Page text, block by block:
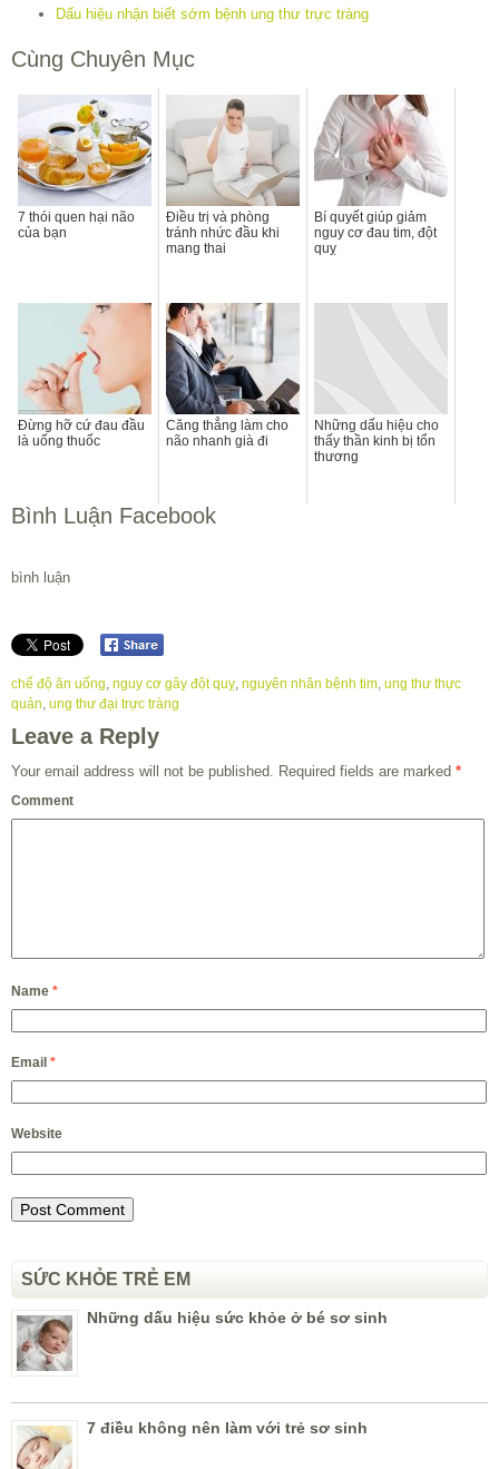
Dấu hiệu nhận biết sớm bệnh ung thư trực tràng
Cùng Chuyên Mục
7 thói quen hại não
của bạn
Điều trị và phòng
tránh nhức đầu khi
mang thai
Bí quyết giúp giảm
nguy cơ đau tim, đột
quỵ
Đừng hỡ cứ đau đầu
là uống thuốc
Căng thẳng làm cho
não nhanh già đi
Những dấu hiệu cho
thấy thần kinh bị tổn
thương
Bình Luận Facebook
bình luận
chế độ ăn uống, nguy cơ gây đột quỵ, nguyên nhân bệnh tim, ung thư thực
quản, ung thư đại trực tràng
Leave a Reply
Your email address will not be published. Required fields are marked *
Comment
Name *
Email *
Website
SỨC KHỎE TRẺ EM
Những dấu hiệu sức khỏe ở bé sơ sinh
7 điều không nên làm với trẻ sơ sinh